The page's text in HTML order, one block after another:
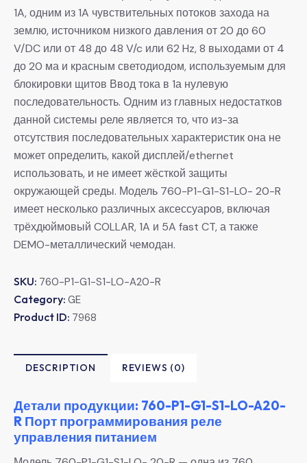
1A, одним из 1A чувствительных потоков захода на
землю, источником низкого давления от 20 до 60
V/DC или от 48 до 48 V/c или 62 Hz, 8 выходами от 4
до 20 ма и красным светодиодом, используемым для
блокировки щитов Ввод тока в 1а нулевую
последовательность. Одним из главных недостатков
данной системы реле является то, что из-за
отсутствия последовательных характеристик она не
может определить, какой дисплей/ethernet
использовать, и не имеет жёсткой защиты
окружающей среды. Модель 760-P1-G1-S1-LO- 20-R
имеет несколько различных аксессуаров, включая
трёхдюймовый COLLAR, 1A и 5A fast CT, а также
DEMO-металлический чемодан.
SKU: 760-P1-G1-S1-LO-A20-R
Category: GE
Product ID: 7968
DESCRIPTION REVIEWS (0)
Детали продукции: 760-P1-G1-S1-LO-A20-
R Порт программирования реле
управления питанием